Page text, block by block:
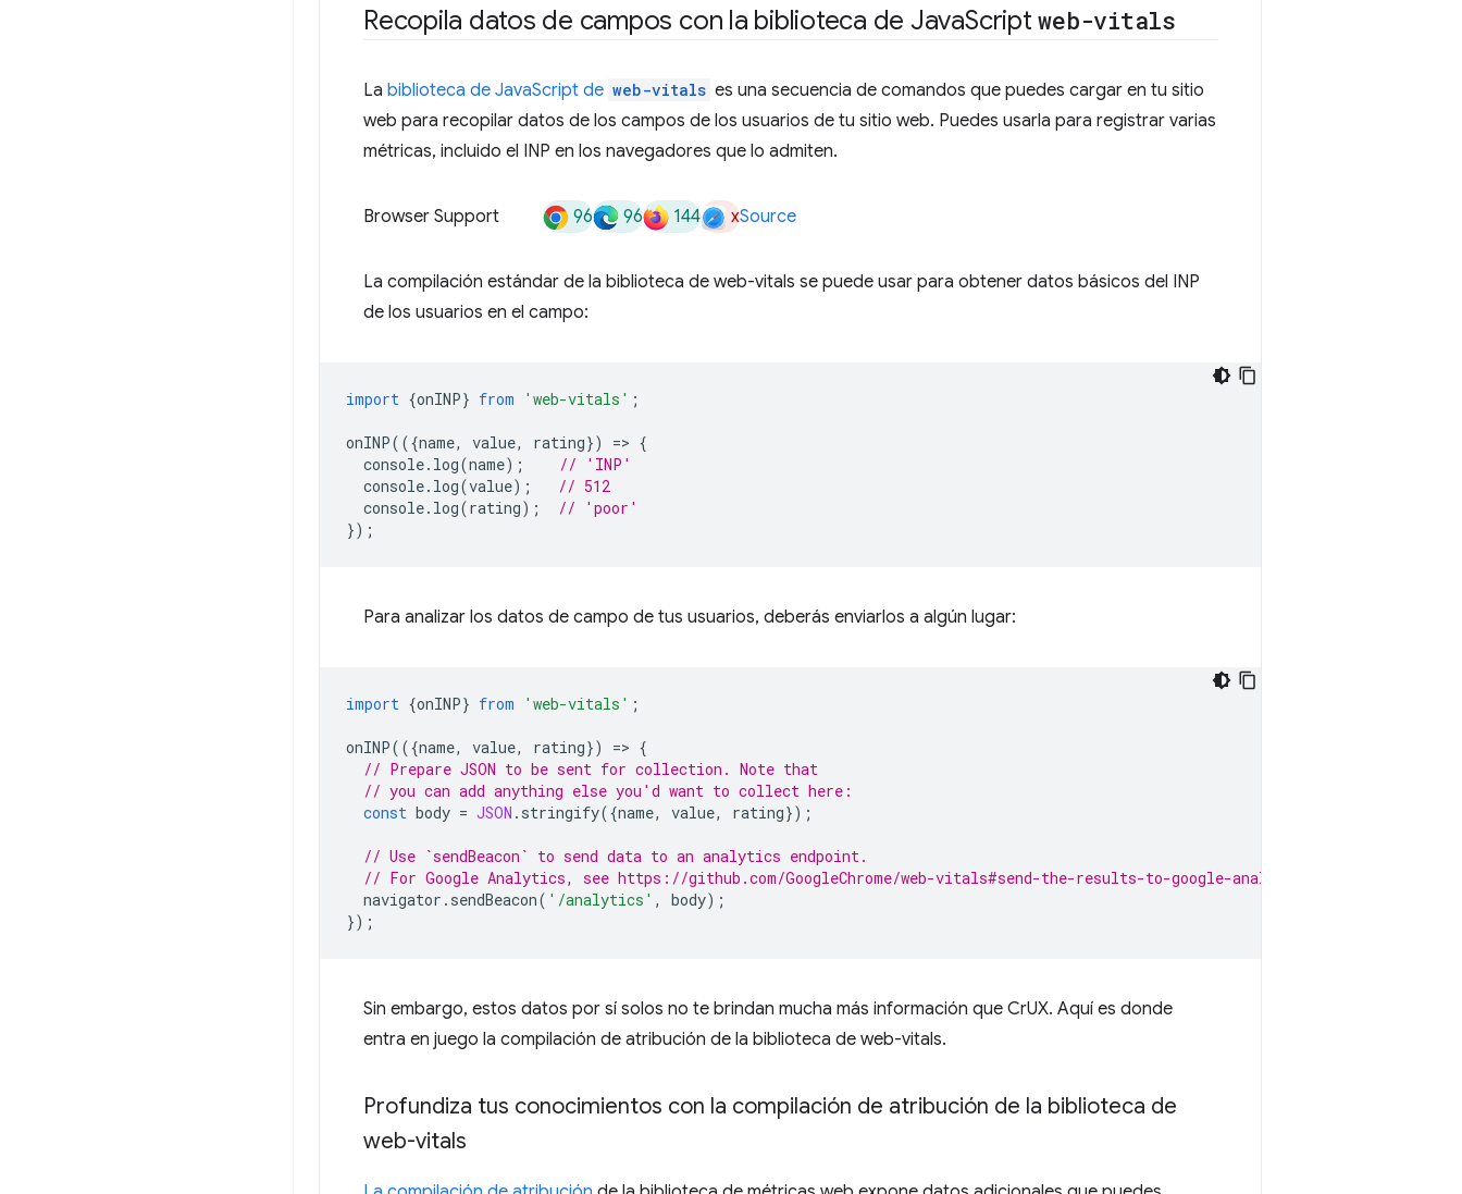
Recopila datos de campos con la biblioteca de JavaScriptweb-vitals
La biblioteca de JavaScript de web-vitals es una secuencia de comandos que puedes cargar en tu sitio
web para recopilar datos de los campos de los usuarios de tu sitio web. Puedes usarla para registrar varias
métricas, incluido el INP en los navegadores que lo admiten.
Browser Support 96 96 144 xSource
La compilación estándar de la biblioteca de web-vitals se puede usar para obtener datos básicos del INP
de los usuarios en el campo:
import {onINP} from 'web-vitals' ;
onINP(({name, value, rating}) => {
console. log(name);
// 'INP'
console. log(value);
// 512
console. log(rating);
// 'poor'
});
Para analizar los datos de campo de tus usuarios, deberás enviarlos a algún lugar:
import {onINP} from 'web-vitals' ;
onINP(({name, value, rating}) => {
// Prepare JSON to be sent for collection. Note that
// you can add anything else you'd want to collect here:
const body = JSON . stringify({name, value, rating});
// Use `sendBeacon` to send data to an analytics endpoint.
// For Google Analytics, see https://github.com/GoogleChrome/web-vitals#send-the-results-to-google-analytics.
navigator . sendBeacon( '/analytics' , body);
});
Sin embargo, estos datos por sí solos no te brindan mucha más información que CrUX. Aquí es donde
entra en juego la compilación de atribución de la biblioteca de web-vitals.
Profundiza tus conocimientos con la compilación de atribución de la biblioteca de
web-vitals